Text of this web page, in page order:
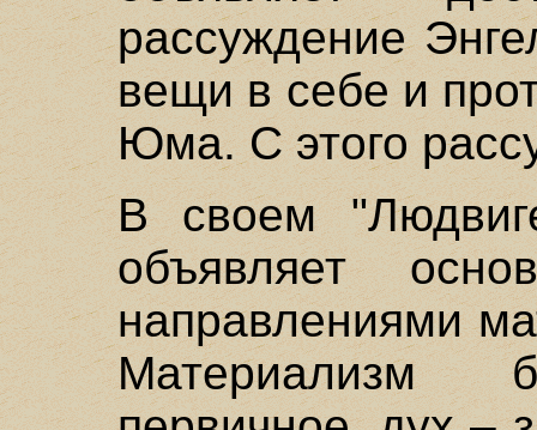
рассуждение
вещи в себе и
Юма. С этого
В своем
объявляет
направлениями
Материализм